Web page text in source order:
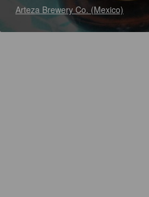
Arteza Brewery Co. (Mexico)